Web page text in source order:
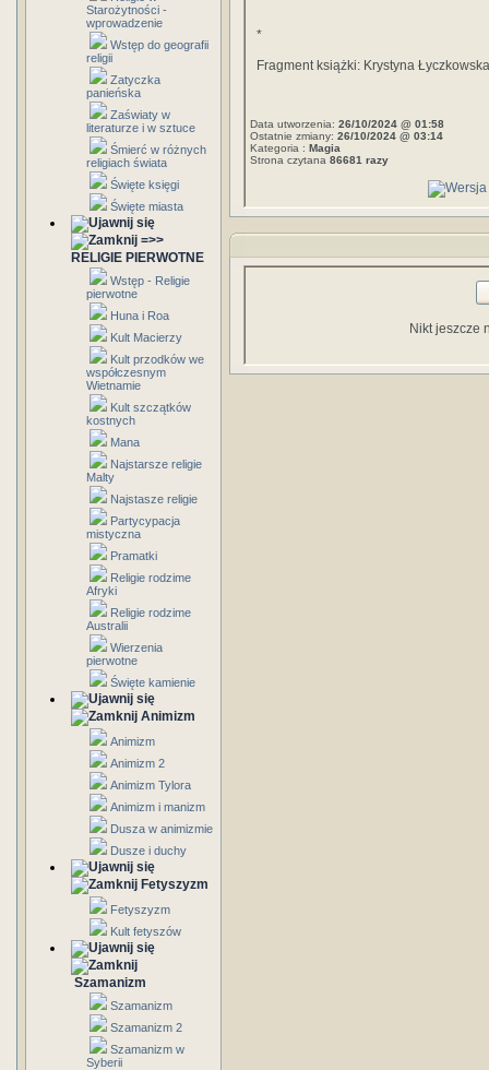
Starożytności -
wprowadzenie
Wstęp do geografii
religii
Zatyczka
panieńska
Zaświaty w
literaturze i w sztuce
Śmierć w różnych
religiach świata
Święte księgi
Święte miasta
=>>
RELIGIE PIERWOTNE
Wstęp - Religie
pierwotne
Huna i Roa
Kult Macierzy
Kult przodków we
współczesnym
Wietnamie
Kult szczątków
kostnych
Mana
Najstarsze religie
Malty
Najstasze religie
Partycypacja
mistyczna
Pramatki
Religie rodzime
Afryki
Religie rodzime
Australii
Wierzenia
pierwotne
Święte kamienie
Animizm
Animizm
Animizm 2
Animizm Tylora
Animizm i manizm
Dusza w animizmie
Dusze i duchy
Fetyszyzm
Fetyszyzm
Kult fetyszów
Szamanizm
Szamanizm
Szamanizm 2
Szamanizm w
Syberii
*
Fragment książki: Krystyna
Data utworzenia: 26/10/2024 @ 01:58
Ostatnie zmiany: 26/10/2024 @ 03:14
Kategoria : Magia
Strona czytana 86681 razy
Nikt jeszcze